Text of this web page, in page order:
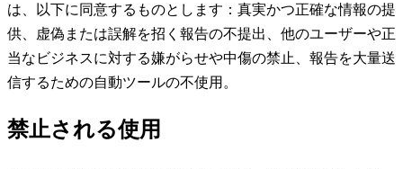
は、以下に同意するものとします：真実かつ正確な情報の提
供、虚偽または誤解を招く報告の不提出、他のユーザーや正
当なビジネスに対する嫌がらせや中傷の禁止、報告を大量送
信するための自動ツールの不使用。
禁止される使用